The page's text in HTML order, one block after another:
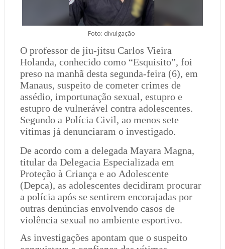
Foto: divulgação
O professor de jiu-jítsu Carlos Vieira
Holanda, conhecido como “Esquisito”, foi
preso na manhã desta segunda-feira (6), em
Manaus, suspeito de cometer crimes de
assédio, importunação sexual, estupro e
estupro de vulnerável contra adolescentes.
Segundo a Polícia Civil, ao menos sete
vítimas já denunciaram o investigado.
De acordo com a delegada Mayara Magna,
titular da Delegacia Especializada em
Proteção à Criança e ao Adolescente
(Depca), as adolescentes decidiram procurar
a polícia após se sentirem encorajadas por
outras denúncias envolvendo casos de
violência sexual no ambiente esportivo.
As investigações apontam que o suspeito